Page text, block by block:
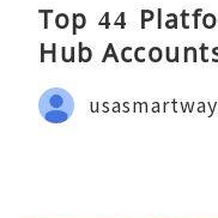
Top 44
Hub